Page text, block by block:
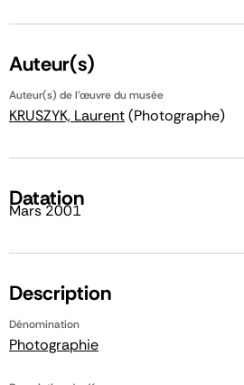
Auteur(s)
Auteur(s) de l'œuvre du musée
KRUSZYK, Laurent(Photographe)
Datation
Mars 2001
Description
Dénomination
Photographie